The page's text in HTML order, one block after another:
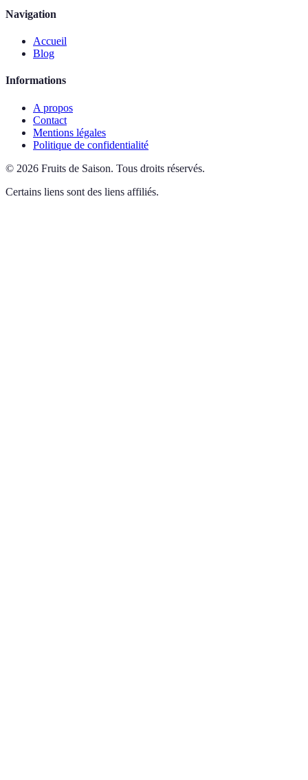
Navigation
Accueil
Blog
Informations
A propos
Contact
Mentions légales
Politique de confidentialité
© 2026 Fruits de Saison. Tous droits réservés.
Certains liens sont des liens affiliés.